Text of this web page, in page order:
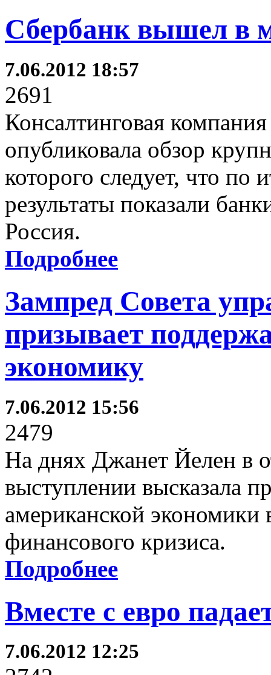
Сбербанк вышел в
7.06.2012 18:57
2691
Консалтинговая
опубликовала обзор
которого следует, что по
результаты показали
Россия.
Подробнее
Зампред Совета
призывает
экономику
7.06.2012 15:56
2479
На днях Джанет Йелен в
выступлении высказала
американской экономики
финансового кризиса.
Подробнее
Вместе с евро
7.06.2012 12:25